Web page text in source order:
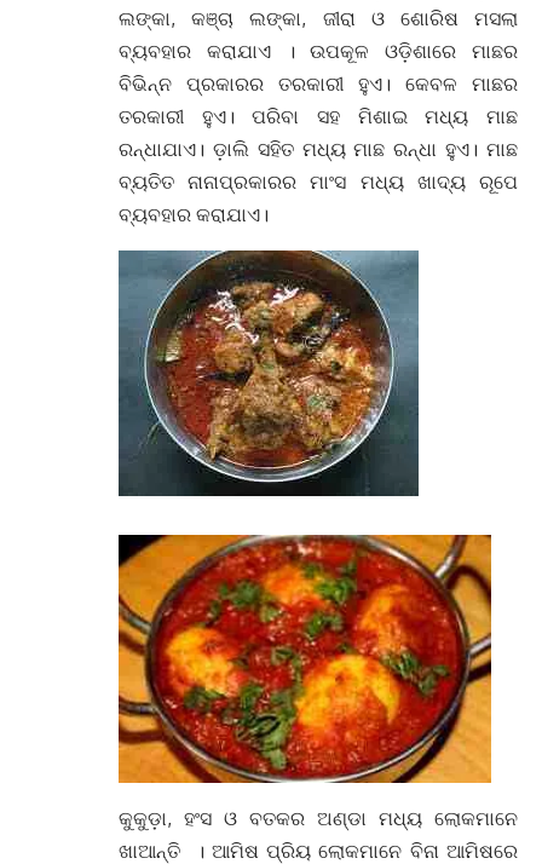
ଲଙ୍କା, କଞ୍ଚା ଲଙ୍କା, ଜୀରା ଓ ଶୋରିଷ ମସଲା
ବ୍ୟବହାର କରାଯାଏ । ଉପକୂଳ ଓଡ଼ିଶାରେ ମାଛର
ବିଭିନ୍ନ ପ୍ରକାରର ତରକାରୀ ହୁଏ। କେବଳ ମାଛର
ତରକାରୀ ହୁଏ। ପରିବା ସହ ମିଶାଇ ମଧ୍ୟ ମାଛ
ରନ୍ଧାଯାଏ। ଡ଼ାଲି ସହିତ ମଧ୍ୟ ମାଛ ରନ୍ଧା ହୁଏ। ମାଛ
ବ୍ୟତିତ ନାନାପ୍ରକାରର ମାଂସ ମଧ୍ୟ ଖାଦ୍ୟ ରୂପେ
ବ୍ୟବହାର କରାଯାଏ।
କୁକୁଡ଼ା, ହଂସ ଓ ବତକର ଅଣ୍ଡା ମଧ୍ୟ ଲୋକମାନେ
ଖାଆନ୍ତି । ଆମିଷ ପ୍ରିୟ ଲୋକମାନେ ବିନା ଆମିଷରେ